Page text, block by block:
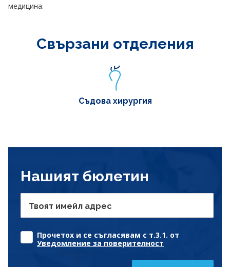
медицина.
Свързани отделения
Съдова хирургия
Нашият бюлетин
Твоят имейл адрес
Прочетох и се съгласявам с т.3.1. от
Уведомление за поверителност